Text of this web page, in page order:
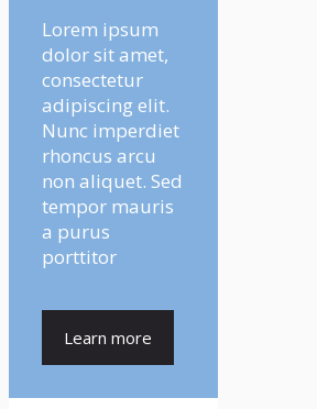
Lorem ipsum
dolor sit amet,
consectetur
adipiscing elit.
Nunc imperdiet
rhoncus arcu
non aliquet. Sed
tempor mauris
a purus
porttitor
Learn more